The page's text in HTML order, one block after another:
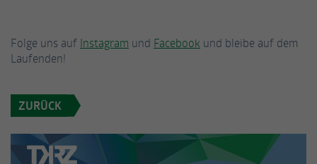
Folge uns auf Instagram und Facebook und bleibe auf dem
Laufenden!
ZURÜCK
Aufkommen aufgezeichnete Datenmenge zu
Name
Anbieter Facebook